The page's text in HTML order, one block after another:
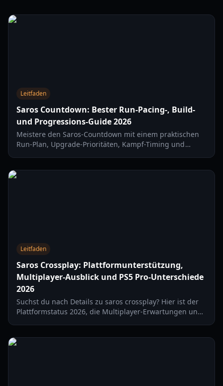
Leitfaden
Saros Countdown: Bester Run-Pacing-, Build-
und Progressions-Guide 2026
Meistere den Saros-Countdown mit einem praktischen
Run-Plan, Upgrade-Prioritäten, Kampf-Timing und
Leitfaden
Saros Crossplay: Plattformunterstützung,
Multiplayer-Ausblick und PS5 Pro-Unterschiede
2026
Suchst du nach Details zu saros crossplay? Hier ist der
Plattformstatus 2026, die Multiplayer-Erwartungen und